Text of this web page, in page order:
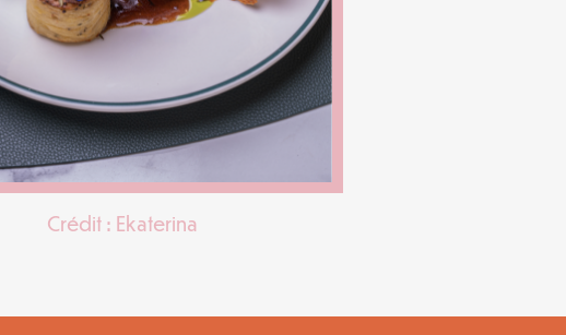
Crédit : Ekaterina